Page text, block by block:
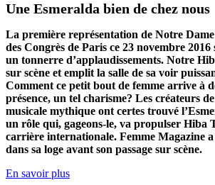
Une Esmeralda bien de chez nous
La première représentation de Notre
des Congrès de Paris ce 23 novembre 2016
un tonnerre d’applaudissements. Notre
sur scène et emplit la salle de sa voir
Comment ce petit bout de femme arrive à
présence, un tel charisme? Les créateurs
musicale mythique ont certes trouvé
un rôle qui, gageons-le, va propulser Hiba
carrière internationale. Femme Magazine
dans sa loge avant son passage sur scène.
En savoir plus